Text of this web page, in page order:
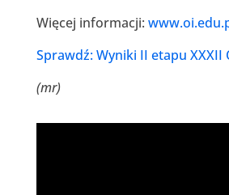
Więcej informacji:
Sprawdź: Wyniki II etapu XXXII
(mr)